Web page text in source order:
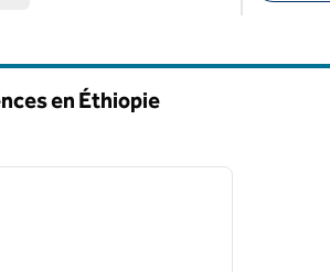
en Éthiopie
image suivante